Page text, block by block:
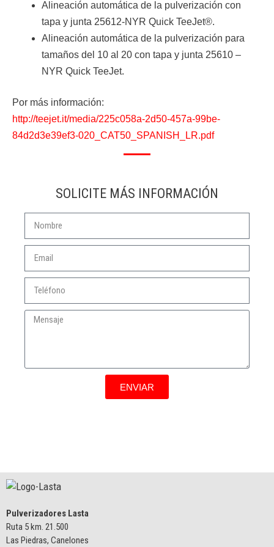
Alineación automática de la pulverización con
tapa y junta 25612-NYR Quick TeeJet®.
Alineación automática de la pulverización para
tamaños del 10 al 20 con tapa y junta 25610 –
NYR Quick TeeJet.
Por más información:
http://teejet.it/media/225c058a-2d50-457a-99be-
84d2d3e39ef3-020_CAT50_SPANISH_LR.pdf
SOLICITE MÁS INFORMACIÓN
ENVIAR
Pulverizadores Lasta
Ruta 5 km. 21.500
Las Piedras, Canelones